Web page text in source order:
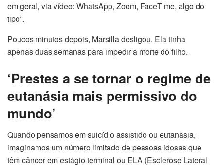
em geral, via vídeo: WhatsApp, Zoom, FaceTime, algo do
tipo”.
Poucos minutos depois, Marsilla desligou. Ela tinha
apenas duas semanas para impedir a morte do filho.
‘Prestes a se tornar o regime de
eutanásia mais permissivo do
mundo’
Quando pensamos em suicídio assistido ou eutanásia,
imaginamos um número limitado de pessoas idosas que
têm câncer em estágio terminal ou ELA (Esclerose Lateral